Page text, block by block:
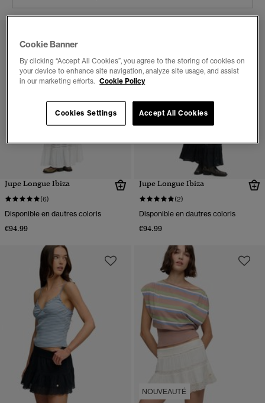
Jupe Longue Ibiza
(6)
Disponible en dautres coloris
€94.99
Jupe Longue Ibiza
(2)
Disponible en dautres coloris
€94.99
NOUVEAUTÉ
Cookie Banner
By clicking “Accept All Cookies”, you agree to the storing of cookies on
your device to enhance site navigation, analyze site usage, and assist
in our marketing efforts. Cookie Policy
Cookies Settings Accept All Cookies